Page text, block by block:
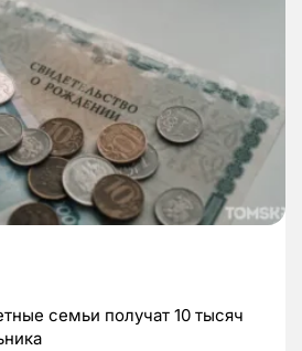
семьи получат 10 тысяч